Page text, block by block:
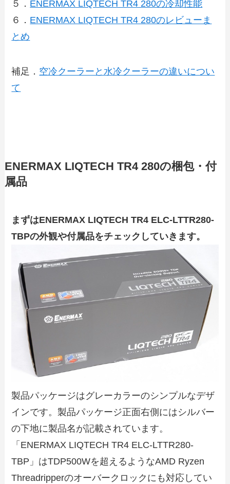
５． ENERMAX LIQTECH TR4 280の冷却性能
６． ENERMAX LIQTECH TR4 280のレビューま
とめ
補足． 空冷クーラーと水冷クーラーの違いについ
て
ENERMAX LIQTECH TR4 280の梱包・付
属品
まずはENERMAX LIQTECH TR4 ELC-LTTR280-
TBPの外観や付属品をチェックしていきます。
製品パッケージはグレーカラーのシンプルなデザ
インです。製品パッケージ正面右側にはシルバー
の下地に製品名が記載されています。
「ENERMAX LIQTECH TR4 ELC-LTTR280-
TBP」はTDP500Wを超えるようなAMD Ryzen
Threadripperのオーバークロックにも対応してい